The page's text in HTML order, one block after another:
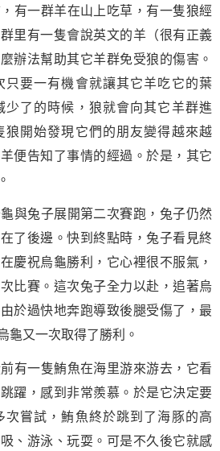
有一群羊在山上吃草，有一隻狼經
里有一隻會說英文的羊（很有正義
辦法幫助其它羊群免受狼的傷害。
只要一有機會就讓其它羊吃它的葉
少了的時候，狼就會向其它羊群進
狼開始發現它們的朋友變得越來越
便告知了事情的經過。於是，其它
與兔子展開第二次賽跑，兔子仍然
了後邊。快到終點時，兔子看見終
慶祝烏龜勝利，它心裡很不服氣，
比賽。這次兔子全力以赴，追著烏
於過快地奔跑導致後腿受傷了，最
龜又一次取得了勝利。
有一隻鮪魚在海里游來游去，它看
躍，感到非常羨慕。於是它決定要
次嘗試，鮪魚終於跳到了海豚的高
、游泳、玩耍。可是不久後它就感